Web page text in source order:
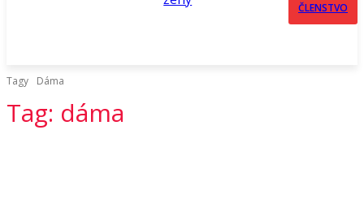
ČLENSTVO
Tagy Dáma
Tag: dáma